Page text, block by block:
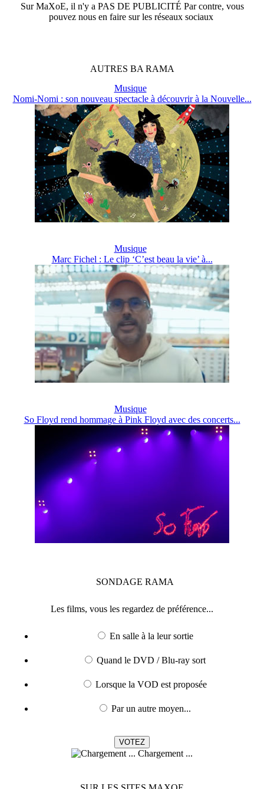
SurMaXoE, il n'y a PAS DE PUBLICITÉ Par contre, vous
pouvez nous en faire sur les réseaux sociaux
AUTRES BA RAMA
Musique
Nomi-Nomi : son nouveau spectacle à découvrir à la Nouvelle...
Musique
Marc Fichel : Le clip ‘C’est beau la vie’ à...
Musique
So Floyd rend hommage à Pink Floyd avec des concerts...
SONDAGE RAMA
Les films, vous les regardez de préférence...
En salle à la leur sortie
Quand le DVD / Blu-ray sort
Lorsque la VOD est proposée
Par un autre moyen...
Chargement ...